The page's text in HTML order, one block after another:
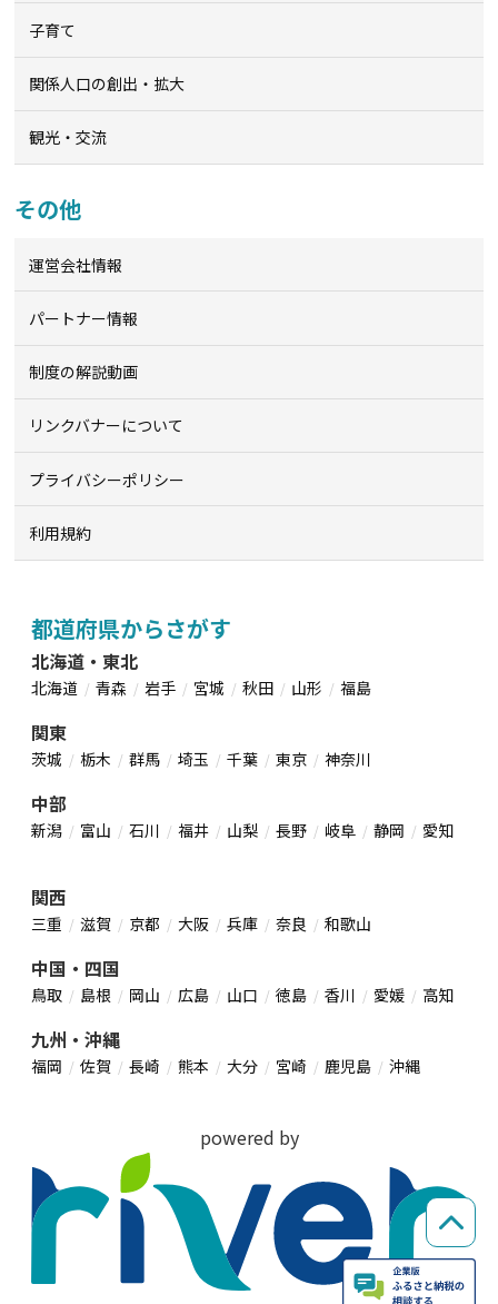
子育て
関係人口の創出・拡大
観光・交流
その他
運営会社情報
パートナー情報
制度の解説動画
リンクバナーについて
プライバシーポリシー
利用規約
都道府県からさがす
北海道・東北
北海道 青森 岩手 宮城 秋田 山形 福島
関東
茨城 栃木 群馬 埼玉 千葉 東京 神奈川
中部
新潟 富山 石川 福井 山梨 長野 岐阜 静岡 愛知
関西
三重 滋賀 京都 大阪 兵庫 奈良 和歌山
中国・四国
鳥取 島根 岡山 広島 山口 徳島 香川 愛媛 高知
九州・沖縄
福岡 佐賀 長崎 熊本 大分 宮崎 鹿児島 沖縄
powered by